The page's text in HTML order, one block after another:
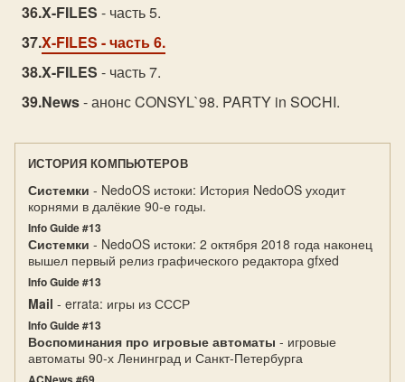
X-FILES - часть 5.
X-FILES - часть 6.
X-FILES - часть 7.
News- анонс CONSYL`98. PARTY in SOCHI.
ИСТОРИЯ КОМПЬЮТЕРОВ
Системки - NedoOS истоки: История NedoOS уходит
корнями в далёкие 90-е годы.
Info Guide #13
Системки - NedoOS истоки: 2 октября 2018 года наконец
вышел первый релиз графического редактора gfxed
Info Guide #13
Mail - errata: игры из СССР
Info Guide #13
Воспоминания про игровые автоматы - игровые
автоматы 90-х Ленинград и Санкт-Петербурга